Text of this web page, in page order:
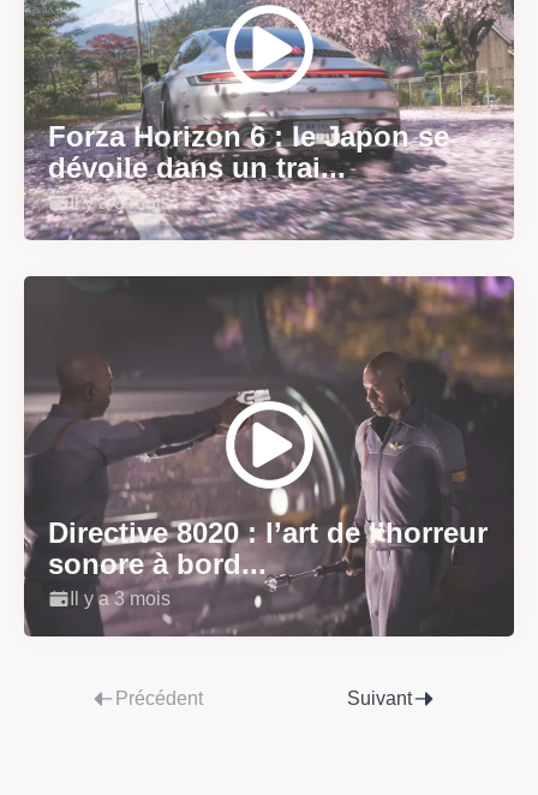
Forza Horizon 6 : le Japon se
dévoile dans un trai...
Il y a 3 mois
Directive 8020 : l’art de l’horreur
sonore à bord...
Il y a 3 mois
Précédent Suivant